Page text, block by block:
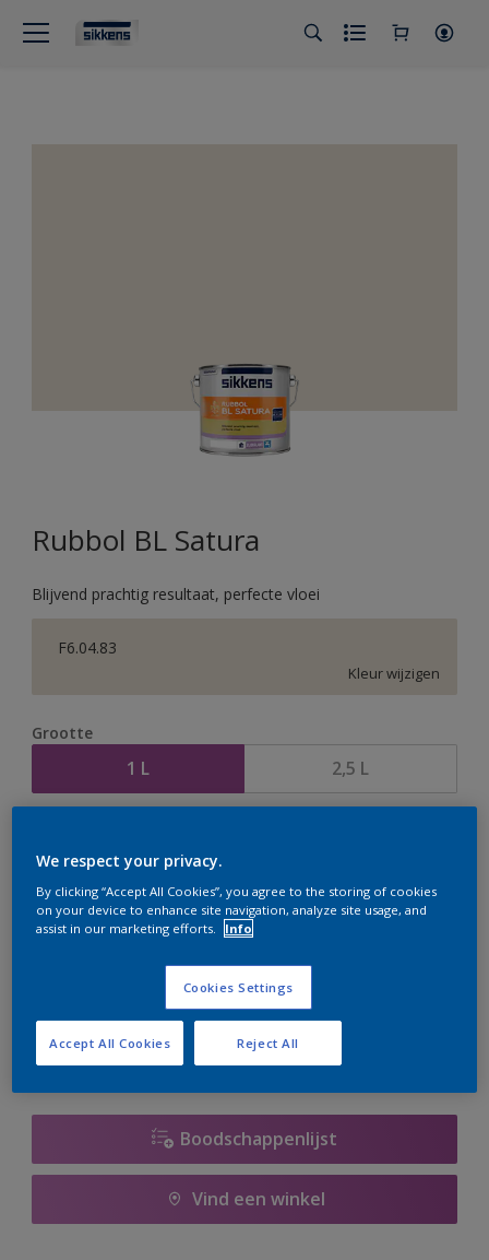
Rubbol BL Satura
Blijvend prachtig resultaat, perfecte vloei
F6.04.83
Kleur wijzigen
Grootte
1 L 2,5 L
er hard aan om de voorraad aan te vullen.
Boodschappenlijst
Vind een winkel
We respect your privacy.
By clicking “Accept All Cookies”, you agree to the storing of cookies
on your device to enhance site navigation, analyze site usage, and
assist in our marketing efforts.
Info
Cookies Settings
Reject All
Accept All Cookies